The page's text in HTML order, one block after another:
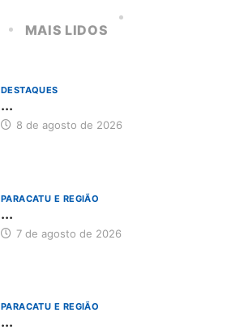
MAIS LIDOS
DESTAQUES
...
8 de agosto de 2026
PARACATU E REGIÃO
...
7 de agosto de 2026
PARACATU E REGIÃO
...